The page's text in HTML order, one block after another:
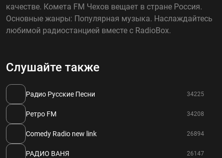
качестве. Комета FM Чехов вещает в стране Россия.
Основные жанры: Популярная музыка. Наслаждайтесь
любимой радиостанцией вместе с RadioBox.
Слушайте также
Радио Русские Песни 34225
Ретро FM 34208
Comedy Radio new link 26894
РАДИО ВАНЯ 26147